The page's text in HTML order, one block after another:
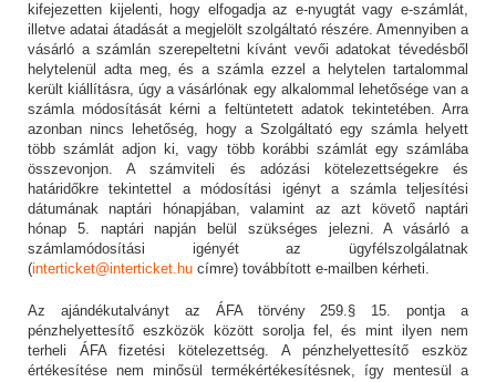
kifejezetten kijelenti, hogy elfogadja az e-nyugtát vagy e-számlát,
illetve adatai átadását a megjelölt szolgáltató részére. Amennyiben a
vásárló a számlán szerepeltetni kívánt vevői adatokat tévedésből
helytelenül adta meg, és a számla ezzel a helytelen tartalommal
került kiállításra, úgy a vásárlónak egy alkalommal lehetősége van a
számla módosítását kérni a feltüntetett adatok tekintetében. Arra
azonban nincs lehetőség, hogy a Szolgáltató egy számla helyett
több számlát adjon ki, vagy több korábbi számlát egy számlába
összevonjon. A számviteli és adózási kötelezettségekre és
határidőkre tekintettel a módosítási igényt a számla teljesítési
dátumának naptári hónapjában, valamint az azt követő naptári
hónap 5. naptári napján belül szükséges jelezni. A vásárló a
számlamódosítási igényét az ügyfélszolgálatnak
(interticket@interticket.hu címre) továbbított e-mailben kérheti.
Az ajándékutalványt az ÁFA törvény 259.§ 15. pontja a
pénzhelyettesítő eszközök között sorolja fel, és mint ilyen nem
terheli ÁFA fizetési kötelezettség. A pénzhelyettesítő eszköz
értékesítése nem minősül termékértékesítésnek, így mentesül a